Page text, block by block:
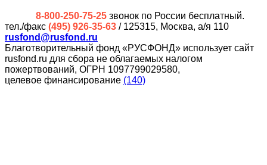
8-800-250-75-25 звонок по России бесплатный.
тел./факс (495) 926-35-63 / 125315, Москва, а/я 110
rusfond@rusfond.ru
Благотворительный фонд «РУСФОНД» использует сайт
rusfond.ru для сбора не облагаемых налогом
пожертвований, ОГРН 1097799029580,
целевое финансирование (140)